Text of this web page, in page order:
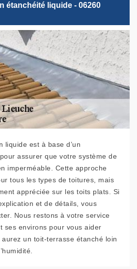
étanchéité liquide - 06260
liquide est à base d’un
assurer que votre système de
imperméable. Cette approche
tous les types de toitures, mais
appréciée sur les toits plats. Si
et de détails, vous
Nous restons à votre service
ses environs pour vous aider
un toit-terrasse étanché loin